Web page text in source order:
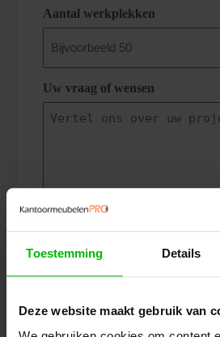
Toestemming Details
Deze website maakt gebruik van
Aantal werkplekken
Uw vraag of wensen